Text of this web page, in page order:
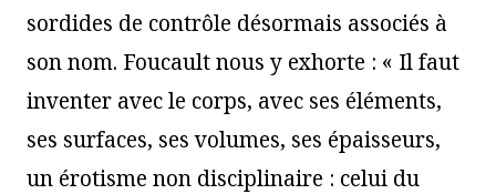
sordides de contrôle désormais associés à
son nom. Foucault nous y exhorte : « Il faut
inventer avec le corps, avec ses éléments,
ses surfaces, ses volumes, ses épaisseurs,
un érotisme non disciplinaire : celui du